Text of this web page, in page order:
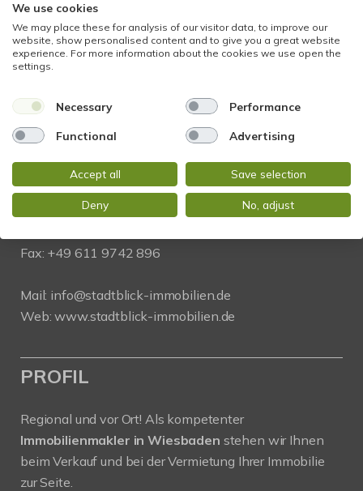
KONTAKT
STADTBLICK Immobilien
Glockengasse 2
65199 Wiesbaden
Fax: +49 611 9742 896
Mail: info@stadtblick-immobilien.de
Web:www.stadtblick-immobilien.de
PROFIL
Regional und vor Ort! Als kompetenter
Immobilienmakler in Wiesbaden stehen wir Ihnen
beim Verkauf und bei der Vermietung Ihrer Immobilie
zur Seite.
We use cookies
We may place these for analysis of our visitor data, to improve our
website, show personalised content and to give you a great website
experience. For more information about the cookies we use open the
settings.
Necessary Performance
Functional Advertising
Accept all Save selection
Deny No, adjust